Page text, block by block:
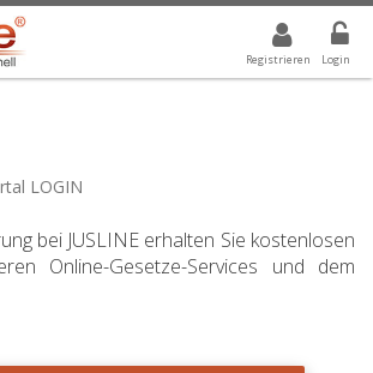
Registrieren Login
GEWÄHLTER WERT IST ALLE
LOGIN
bei JUSLINE erhalten Sie kostenlosen
Online-Gesetze-Services und dem